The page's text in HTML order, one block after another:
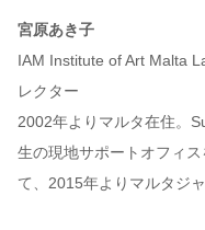
宮原あき子
IAM Institute of Art Malta
レクター
2002年よりマルタ在住。
生の現地サポートオフィ
て、2015年よりマルタジ